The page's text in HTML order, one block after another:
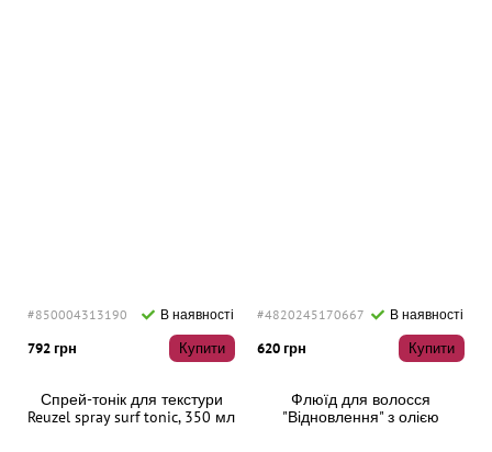
#850004313190 В наявності
792 грн Купити
Спрей-тонік для текстури
Reuzel spray surf tonic, 350 мл
#4820245170667 В наявності
620 грн Купити
Флюїд для волосся
"Відновлення" з олією